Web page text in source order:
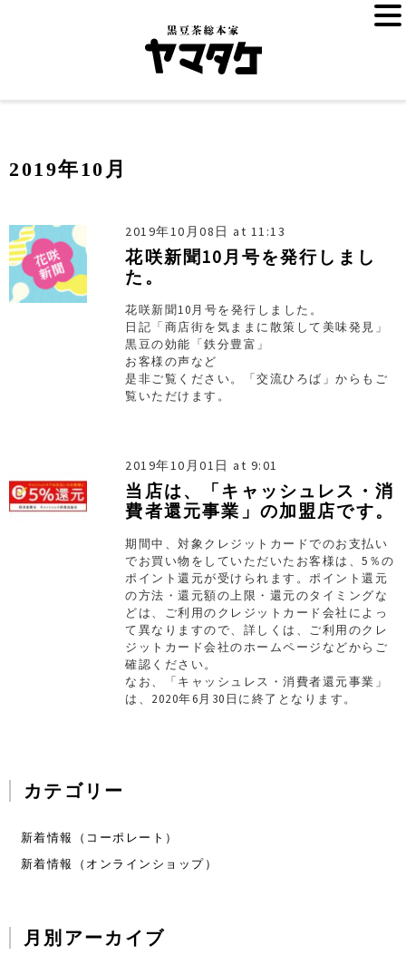
2019年10月
2019年10月08日 at 11:13
花咲新聞10月号を発行しまし
た。
花咲新聞10月号を発行しました。
日記「商店街を気ままに散策して美味発見」
黒豆の効能「鉄分豊富」
お客様の声など
是非ご覧ください。「交流ひろば」からもご
覧いただけます。
2019年10月01日 at 9:01
当店は、「キャッシュレス・消
費者還元事業」の加盟店です。
期間中、対象クレジットカードでのお支払い
でお買い物をしていただいたお客様は、5％の
ポイント還元が受けられます。ポイント還元
の方法・還元額の上限・還元のタイミングな
どは、ご利用のクレジットカード会社によっ
て異なりますので、詳しくは、ご利用のクレ
ジットカード会社のホームページなどからご
確認ください。
なお、「キャッシュレス・消費者還元事業」
は、2020年6月30日に終了となります。
カテゴリー
新着情報（コーポレート）
新着情報（オンラインショップ）
月別アーカイブ